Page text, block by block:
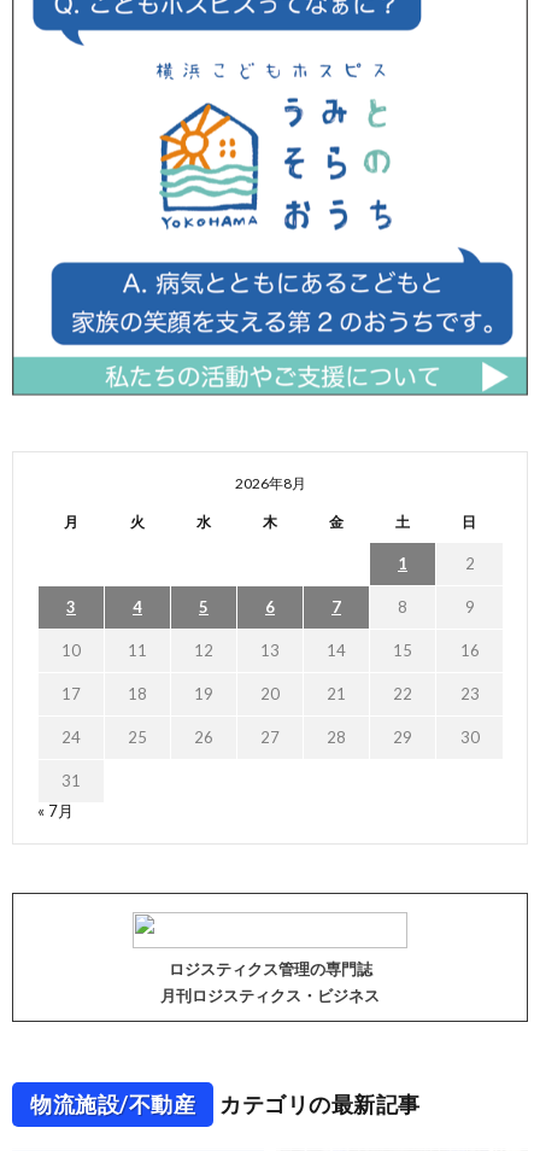
2026年8月
月 火 水 木 金 土 日
1 2
3 4 5 6 7 8 9
10 11 12 13 14 15 16
17 18 19 20 21 22 23
24 25 26 27 28 29 30
31
« 7月
ロジスティクス管理の専門誌
月刊ロジスティクス・ビジネス
物流施設/不動産 カテゴリの最新記事